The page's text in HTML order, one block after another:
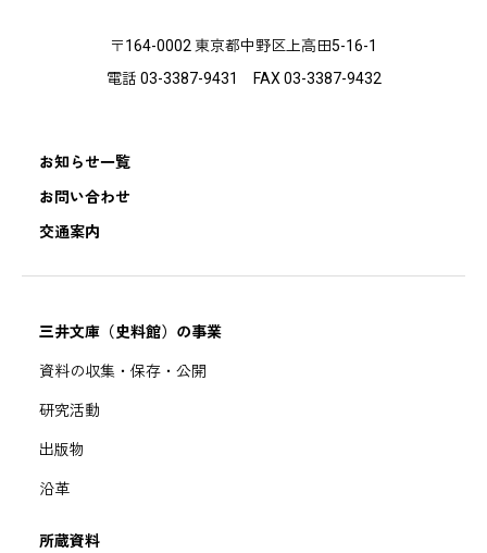
〒164-0002 東京都中野区上高田5-16-1
電話 03-3387-9431 FAX 03-3387-9432
お知らせ一覧
お問い合わせ
交通案内
三井文庫（史料館）の事業
資料の収集・保存・公開
研究活動
出版物
沿革
所蔵資料